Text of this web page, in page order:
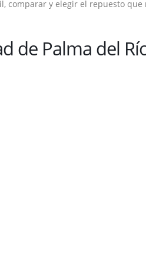
comparar y elegir el repuesto que
de Palma del